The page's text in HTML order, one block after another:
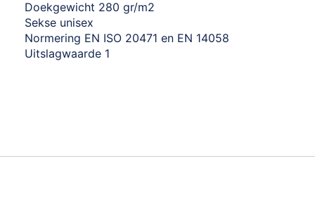
Doekgewicht 280 gr/m2
Sekse unisex
Normering EN ISO 20471 en EN 14058
Uitslagwaarde 1